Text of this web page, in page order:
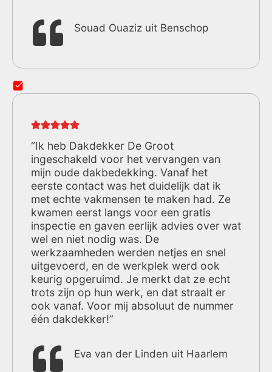
Souad Ouaziz uit Benschop
“Ik heb Dakdekker De Groot
ingeschakeld voor het vervangen van
mijn oude dakbedekking. Vanaf het
eerste contact was het duidelijk dat ik
met echte vakmensen te maken had. Ze
kwamen eerst langs voor een gratis
inspectie en gaven eerlijk advies over wat
wel en niet nodig was. De
werkzaamheden werden netjes en snel
uitgevoerd, en de werkplek werd ook
keurig opgeruimd. Je merkt dat ze echt
trots zijn op hun werk, en dat straalt er
ook vanaf. Voor mij absoluut de nummer
één dakdekker!”
Eva van der Linden uit Haarlem